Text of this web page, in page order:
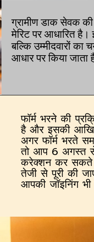
ग्रामीण डाक सेवक की
मेरिट पर आधारित है।
बल्कि उम्मीदवारों
आधार पर किया जाता
फॉर्म भरने की
है और इसकी
अगर फॉर्म भरते
तो आप 6 अगस्त
करेक्शन कर सकते
तेजी से पूरी की
आपकी जॉइनिंग भी